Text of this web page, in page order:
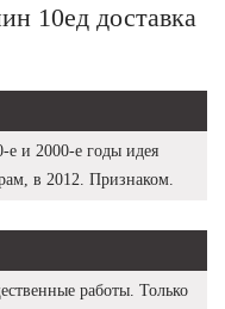
10ед доставка
е и 2000-е годы идея
в 2012. Признаком.
работы. Только